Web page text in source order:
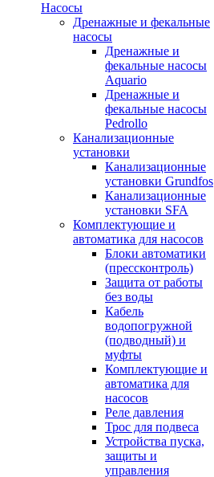
Насосы
Дренажные и фекальные
насосы
Дренажные и
фекальные насосы
Aquario
Дренажные и
фекальные насосы
Pedrollo
Канализационные
установки
Канализационные
установки Grundfos
Канализационные
установки SFA
Комплектующие и
автоматика для насосов
Блоки автоматики
(прессконтроль)
Защита от работы
без воды
Кабель
водопогружной
(подводный) и
муфты
Комплектующие и
автоматика для
насосов
Реле давления
Трос для подвеса
Устройства пуска,
защиты и
управления